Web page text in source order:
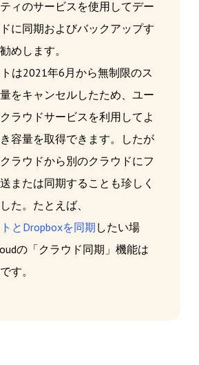
ィのサービスを使用してデー
に同期およびバックアップす
めします。
は2021年6月から無制限のス
をキャンセルしたため、ユー
ラウドサービスを利用してよ
容量を取得できます。したが
ラウドから別のクラウドにフ
または同期することも珍しく
た。たとえば、
とDropboxを同期 したい場
の「クラウド同期」機能は
す。